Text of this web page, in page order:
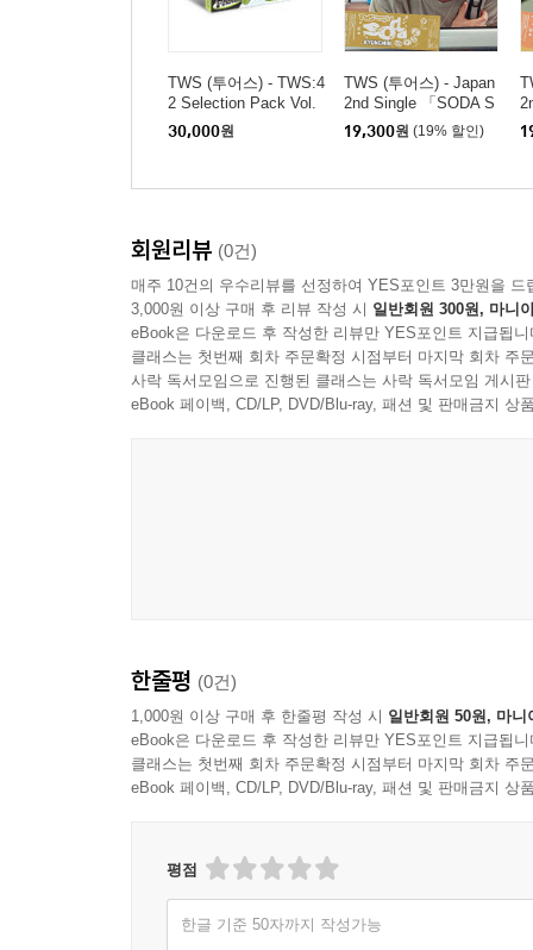
TWS (투어스) - TWS:4
2 Selection Pack Vol.
2
30,000원
TWS (투어스) - Japan
2nd Single 「SODA S
ODA」 Solo Jacket K
YUNGMIN
19,300원 (19% 할인)
회원리뷰 (0건)
매주 10건의 우수리뷰를 선정하여 YES포인트 3만원을 드
3,000원 이상 구매 후 리뷰 작성 시 일반회원 300원, 마니
eBook은 다운로드 후 작성한 리뷰만 YES포인트 지급됩니
클래스는 첫번째 회차 주문확정 시점부터 마지막 회차 주
사락 독서모임으로 진행된 클래스는 사락 독서모임 게시
eBook 페이백, CD/LP, DVD/Blu-ray, 패션 및 판매금지 상
한줄평 (0건)
1,000원 이상 구매 후 한줄평 작성 시 일반회원 50원, 마니
eBook은 다운로드 후 작성한 리뷰만 YES포인트 지급됩니
클래스는 첫번째 회차 주문확정 시점부터 마지막 회차 주
eBook 페이백, CD/LP, DVD/Blu-ray, 패션 및 판매금지 상
평점
한글 기준 50자까지 작성가능